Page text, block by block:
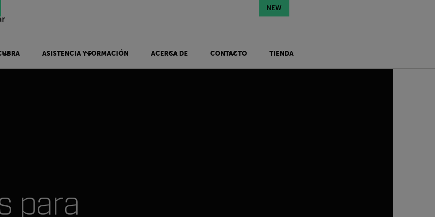
ASISTENCIA Y FORMACIÓN ACERCA DE CONTACTO TIENDA
para
NEW